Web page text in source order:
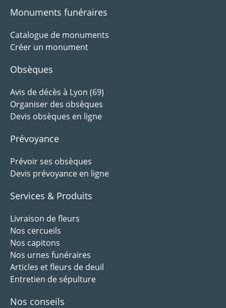
Monuments funéraires
Catalogue de monuments
Créer un monument
Obsèques
Avis de décès à Lyon (69)
Organiser des obsèques
Devis obsèques en ligne
Prévoyance
Prévoir ses obsèques
Devis prévoyance en ligne
Services & Produits
Livraison de fleurs
Nos cercueils
Nos capitons
Nos urnes funéraires
Articles et fleurs de deuil
Entretien de sépulture
Nos conseils